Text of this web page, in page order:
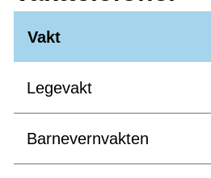
Vakt
Legevakt
Barnevernvakten